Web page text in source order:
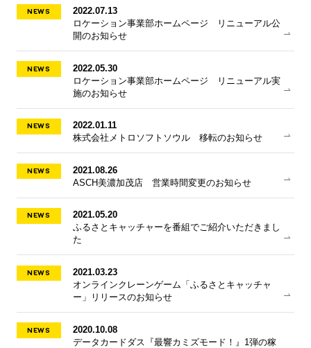
NEWS
2022.07.13
ロケーション事業部ホームページ リニューアル公
開のお知らせ
NEWS
2022.05.30
ロケーション事業部ホームページ リニューアル実
施のお知らせ
NEWS
2022.01.11
株式会社メトロソフトソウル 移転のお知らせ
NEWS
2021.08.26
ASCH美濃加茂店 営業時間変更のお知らせ
NEWS
2021.05.20
ふるさとキャッチャーを番組でご紹介いただきまし
た
NEWS
2021.03.23
オンラインクレーンゲーム「ふるさとキャッチャ
ー」リリースのお知らせ
NEWS
2020.10.08
データカードダス『最響カミズモード！』1弾の稼